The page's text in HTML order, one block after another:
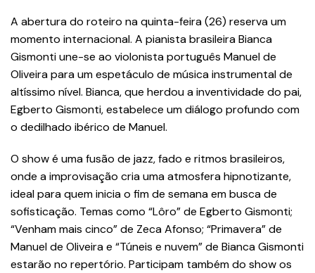
A abertura do roteiro na quinta-feira (26) reserva um
momento internacional. A pianista brasileira Bianca
Gismonti une-se ao violonista português Manuel de
Oliveira para um espetáculo de música instrumental de
altíssimo nível. Bianca, que herdou a inventividade do pai,
Egberto Gismonti, estabelece um diálogo profundo com
o dedilhado ibérico de Manuel.
O show é uma fusão de jazz, fado e ritmos brasileiros,
onde a improvisação cria uma atmosfera hipnotizante,
ideal para quem inicia o fim de semana em busca de
sofisticação. Temas como “Lôro” de Egberto Gismonti;
“Venham mais cinco” de Zeca Afonso; “Primavera” de
Manuel de Oliveira e “Túneis e nuvem” de Bianca Gismonti
estarão no repertório. Participam também do show os